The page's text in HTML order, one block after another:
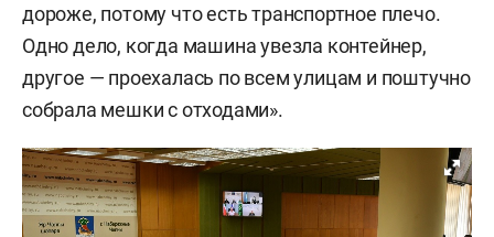
дороже, потому что есть транспортное плечо.
Одно дело, когда машина увезла контейнер,
другое — проехалась по всем улицам и поштучно
собрала мешки с отходами».